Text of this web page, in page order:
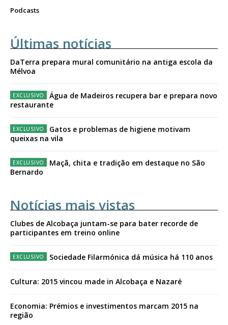
Podcasts
Últimas notícias
DaTerra prepara mural comunitário na antiga escola da
Mélvoa
Água de Madeiros recupera bar e prepara novo
restaurante
Gatos e problemas de higiene motivam
queixas na vila
Maçã, chita e tradição em destaque no São
Bernardo
Notícias mais vistas
Clubes de Alcobaça juntam-se para bater recorde de
participantes em treino online
Sociedade Filarmónica dá música há 110 anos
Cultura: 2015 vincou made in Alcobaça e Nazaré
Economia: Prémios e investimentos marcam 2015 na
região